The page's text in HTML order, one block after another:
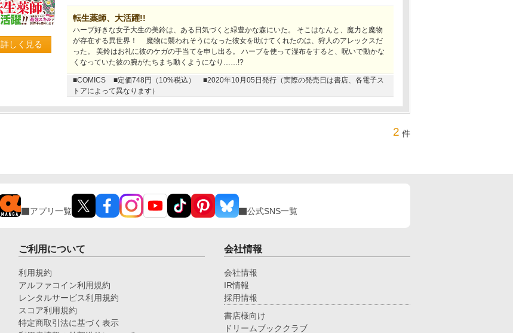
詳しく見る
転生薬師、大活躍!!
ハーブ好きな女子大生の美鈴は、ある日気づくと緑豊かな森にいた。 そこはなんと、魔力と魔物
が存在する異世界！ 魔物に襲われそうになった彼女を助けてくれたのは、狩人のアレックスだ
った。 美鈴はお礼に彼のケガの手当てを申し出る。 ハーブを使って湿布をすると、呪いで動かな
くなっていた彼の腕がたちまち動くようになり……!?
■COMICS ■定価748円（10%税込）
■2020年10月05日発行（実際の発売日は書店、各電子ス
トアによって異なります）
2 件
アプリ一覧 公式SNS一覧
ご利用について
利用規約
アルファコイン利用規約
レンタルサービス利用規約
スコア利用規約
特定商取引法に基づく表示
会社情報
会社情報
IR情報
採用情報
書店様向け
ドリームブッククラブ